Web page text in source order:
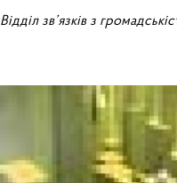
Відділ зв’язків з